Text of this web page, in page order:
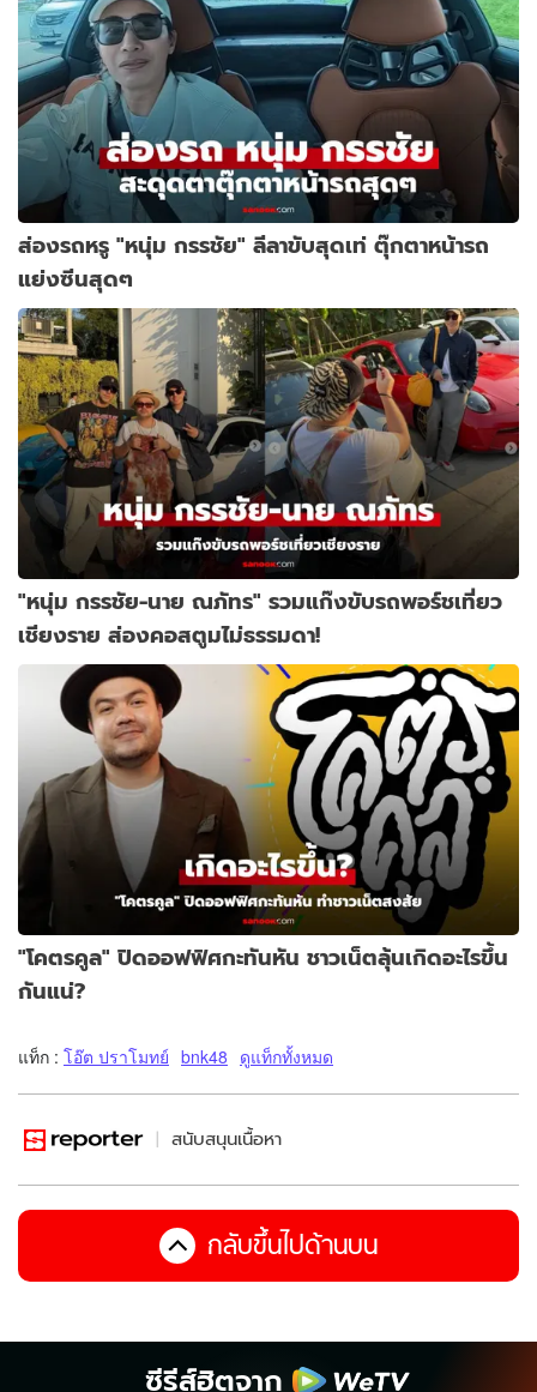
ส่องรถหรู "หนุ่ม กรรชัย" ลีลาขับสุดเท่ ตุ๊กตาหน้ารถ
แย่งซีนสุดๆ
"หนุ่ม กรรชัย-นาย ณภัทร" รวมแก๊งขับรถพอร์ชเที่ยว
เชียงราย ส่องคอสตูมไม่ธรรมดา!
"โคตรคูล" ปิดออฟฟิศกะทันหัน ชาวเน็ตลุ้นเกิดอะไรขึ้น
กันแน่?
แท็ก : โอ๊ต ปราโมทย์ bnk48 ดูแท็กทั้งหมด
สนับสนุนเนื้อหา
กลับขึ้นไปด้านบน
ซีรีส์ฮิตจาก